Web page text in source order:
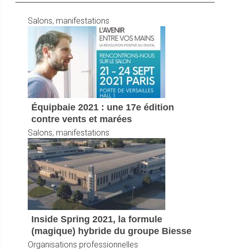
Salons, manifestations
Équipbaie 2021 : une 17e édition
contre vents et marées
Salons, manifestations
Inside Spring 2021, la formule
(magique) hybride du groupe Biesse
Organisations professionnelles